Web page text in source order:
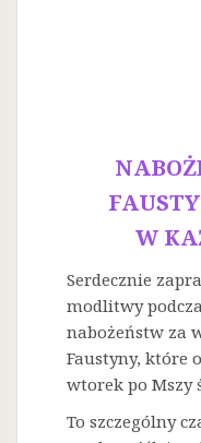
W
Serdecznie
modlitwy
nabożeństw za
Faustyny, które
wtorek po Mszy
To szczególny